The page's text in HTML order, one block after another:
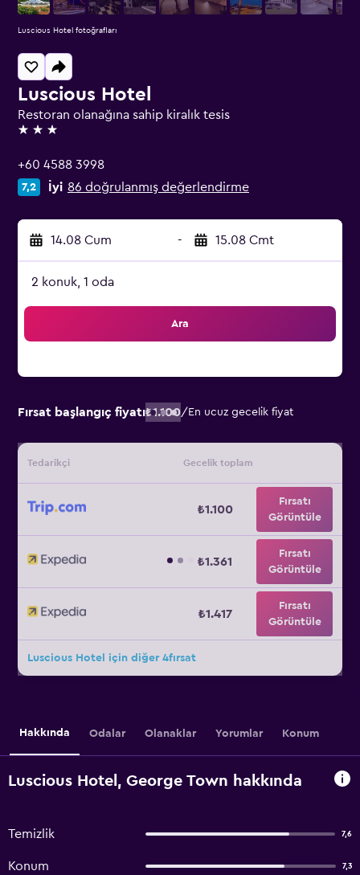
Luscious Hotel
Restoran olanağına sahip kiralık tesis
3 yıldız
+60 4588 3998
7,2 İyi 86 doğrulanmış değerlendirme
14.08 Cum - 15.08 Cmt
2 konuk, 1 oda
Ara
Fırsat başlangıç fiyatı₺1.100/ En ucuz gecelik fiyat
Tedarikçi Gecelik toplam
₺1.100
Fırsatı
Görüntüle
₺1.361
Fırsatı
Görüntüle
₺1.417
Fırsatı
Görüntüle
Luscious Hotel için diğer 4fırsat
Luscious Hotel fotoğrafları
Hakkında Odalar Olanaklar Yorumlar Konum
Luscious Hotel, George Town hakkında
Temizlik 7,6
Konum 7,3